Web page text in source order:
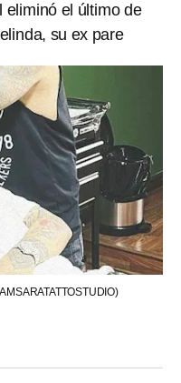
eliminó el último de
su ex pare